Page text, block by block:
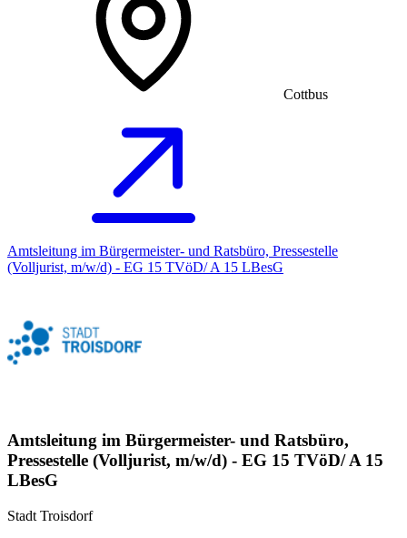
Cottbus
Amtsleitung im Bürgermeister- und Ratsbüro, Pressestelle
(Volljurist, m/w/d) - EG 15 TVöD/ A 15 LBesG
Amtsleitung im Bürgermeister- und Ratsbüro,
Pressestelle (Volljurist, m/w/d) - EG 15 TVöD/ A 15
LBesG
Stadt Troisdorf